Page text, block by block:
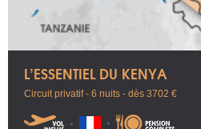
L’ESSENTIEL DU KENYA
Circuit privatif - 6 nuits - dès 3702 €